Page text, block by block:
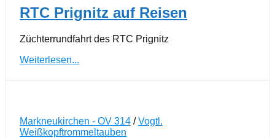
RTC Prignitz auf Reisen
Züchterrundfahrt des RTC Prignitz
Weiterlesen...
Markneukirchen - OV 314 /Vogtl.
Weißkopftrommeltauben